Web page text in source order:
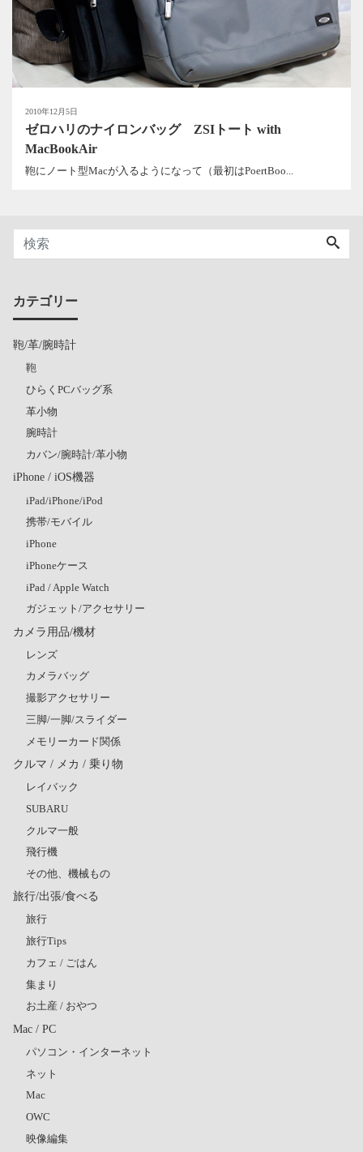
2010年12月5日
ゼロハリのナイロンバッグ ZSIトート with
MacBookAir
鞄にノート型Macが入るようになって（最初はPoertBoo...
カテゴリー
鞄/革/腕時計
鞄
ひらくPCバッグ系
革小物
腕時計
カバン/腕時計/革小物
iPhone / iOS機器
iPad/iPhone/iPod
携帯/モバイル
iPhone
iPhoneケース
iPad / Apple Watch
ガジェット/アクセサリー
カメラ用品/機材
レンズ
カメラバッグ
撮影アクセサリー
三脚/一脚/スライダー
メモリーカード関係
クルマ / メカ / 乗り物
レイバック
SUBARU
クルマ一般
飛行機
その他、機械もの
旅行/出張/食べる
旅行
旅行Tips
カフェ / ごはん
集まり
お土産 / おやつ
Mac / PC
パソコン・インターネット
ネット
Mac
OWC
映像編集